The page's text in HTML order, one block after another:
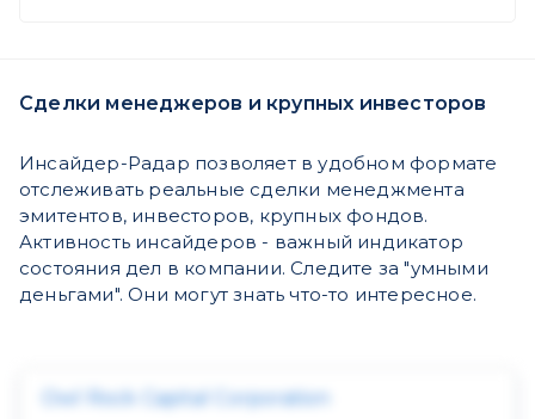
Сделки менеджеров и крупных инвесторов
Инсайдер-Радар позволяет в удобном формате
отслеживать реальные сделки менеджмента
эмитентов, инвесторов, крупных фондов.
Активность инсайдеров - важный индикатор
состояния дел в компании. Следите за "умными
деньгами". Они могут знать что-то интересное.
Owl Rock Capital Corporation